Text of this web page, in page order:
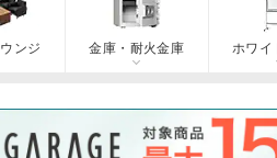
ンジ 金庫・耐火金庫 ホワイ